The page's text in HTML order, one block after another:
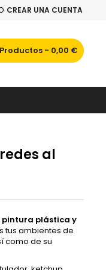
CREAR UNA CUENTA
Productos - 0,00 €
al
pintura plástica y
tus ambientes de
como de su